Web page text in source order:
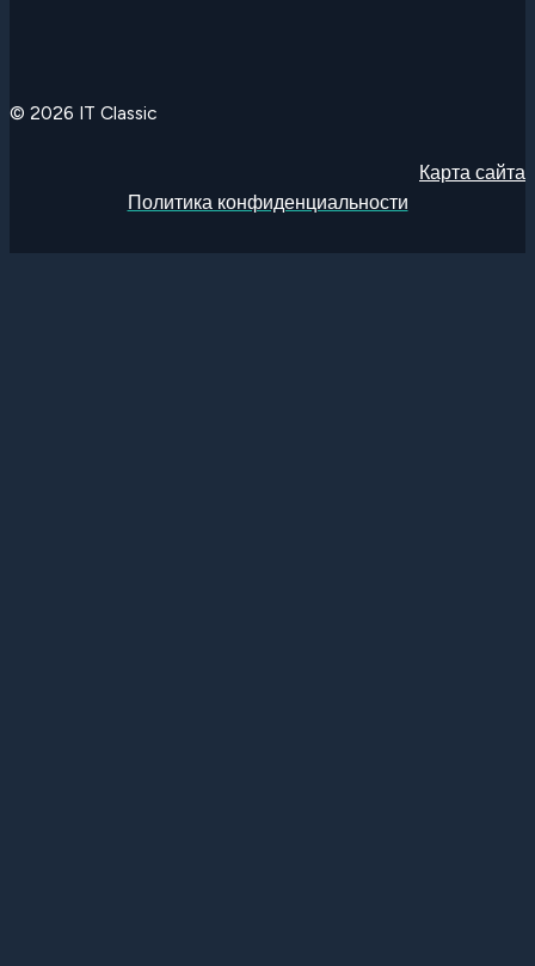
© 2026 IT Classic
Карта сайта
Политика конфиденциальности